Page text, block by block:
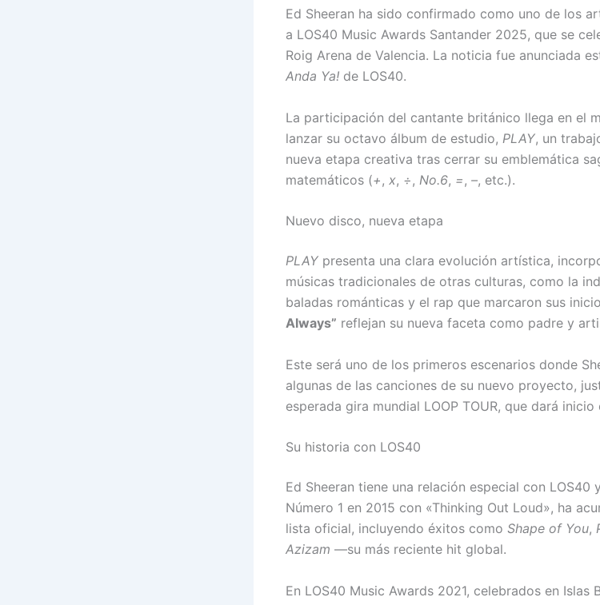
Ed Sheeran ha sido confirmado como uno de los
a LOS40 Music Awards Santander 2025, que se
Roig Arena de Valencia. La noticia fue anunciada
Anda Ya! de LOS40.
La participación del cantante británico llega en el
lanzar su octavo álbum de estudio, PLAY, un
nueva etapa creativa tras cerrar su emblemática
matemáticos (+ , x, ÷ , No.6, = , –, etc.).
Nuevo disco, nueva etapa
PLAY presenta una clara evolución artística,
músicas tradicionales de otras culturas, como la
baladas románticas y el rap que marcaron sus
Always” reflejan su nueva faceta como padre y
Este será uno de los primeros escenarios donde
algunas de las canciones de su nuevo proyecto,
esperada gira mundial LOOP TOUR, que dará
Su historia con LOS40
Ed Sheeran tiene una relación especial con LOS40
Número 1 en 2015 con «Thinking Out Loud», ha
lista oficial, incluyendo éxitos como Shape of You,
Azizam —su más reciente hit global.
En LOS40 Music Awards 2021, celebrados en Islas